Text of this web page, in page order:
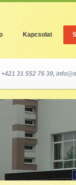
Kapcsolat
31 552 76 39,